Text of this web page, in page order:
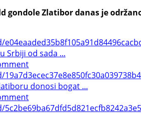
gondole Zlatibor danas je
Srbiji od sada ...
donosi bogat ...